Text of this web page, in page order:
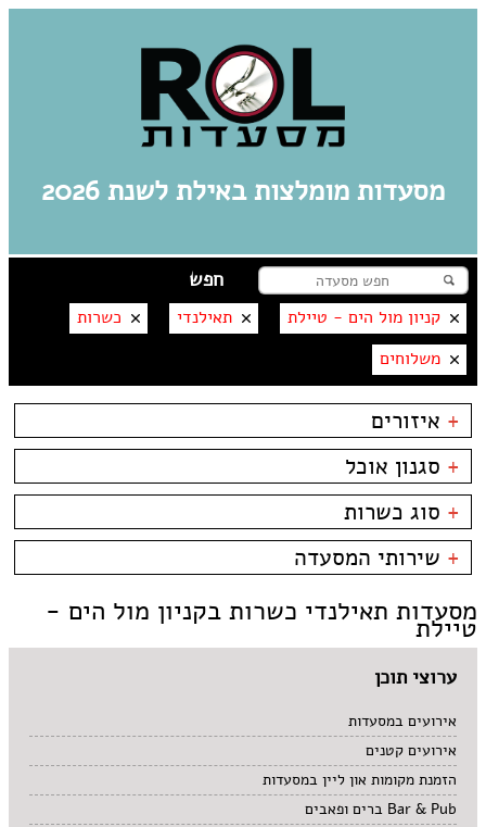
מסעדות מומלצות באילת לשנת 2026
קניון מול הים - טיילת תאילנדי
כשרות
משלוחים
+ איזורים
אילת
מרינה
פארק אופירה
פארק הקרח
קניון מול הים - טיילת
+ סגנון אוכל
בשרים
דגים
צמחוני/טבעוני
פירות ים
סושי
אוכל ביתי
אסייתי
בית קפה
טאפאס בר
תאילנדי
+ סוג כשרות
כשרות
כשר למהדרין
+ שירותי המסעדה
משלוחים
מסעדות תאילנדי כשרות בקניון מול הים -
טיילת
ערוצי תוכן
אירועים במסעדות
אירועים קטנים
הזמנת מקומות און ליין במסעדות
Bar & Pub ברים ופאבים